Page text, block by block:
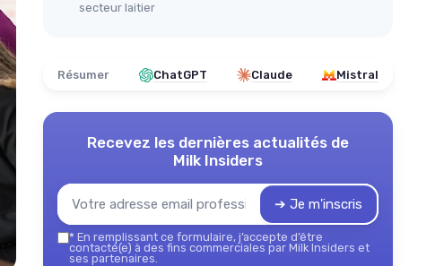
secteur laitier
Résumer ChatGPT Claude Mistral
Recevez les dernières actualités de
Milk Insiders
➔ Je m'inscris
* En remplissant ce formulaire, j’accepte d’être
contacté(e) à des fins commerciales par Milk Insiders et
ses partenaires.